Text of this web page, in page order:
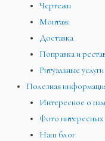
Чертежи
Монтаж
Доставка
Поправка и
Ритуальные
Полезная
Интересное о
Фото интересных
Наш блог